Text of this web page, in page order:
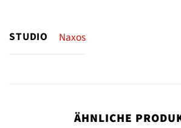
STUDIO Naxos
ÄHNLICHE